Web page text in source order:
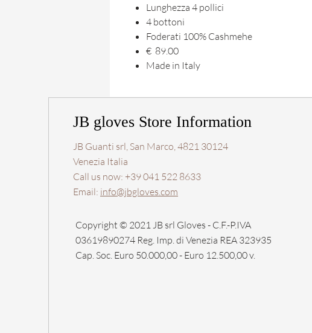
Lunghezza 4 pollici
4 bottoni
Foderati 100% Cashmehe
€ 89.00
Made in Italy
JB gloves Store Information
JB Guanti srl, San Marco, 4821 30124
Venezia Italia
Call us now: +39 041 522 8633
Email: info@jbgloves.com
Copyright © 2021 JB srl Gloves - C.F.-P.IVA
03619890274 Reg. Imp. di Venezia REA 323935
Cap. Soc. Euro 50.000,00 - Euro 12.500,00 v.